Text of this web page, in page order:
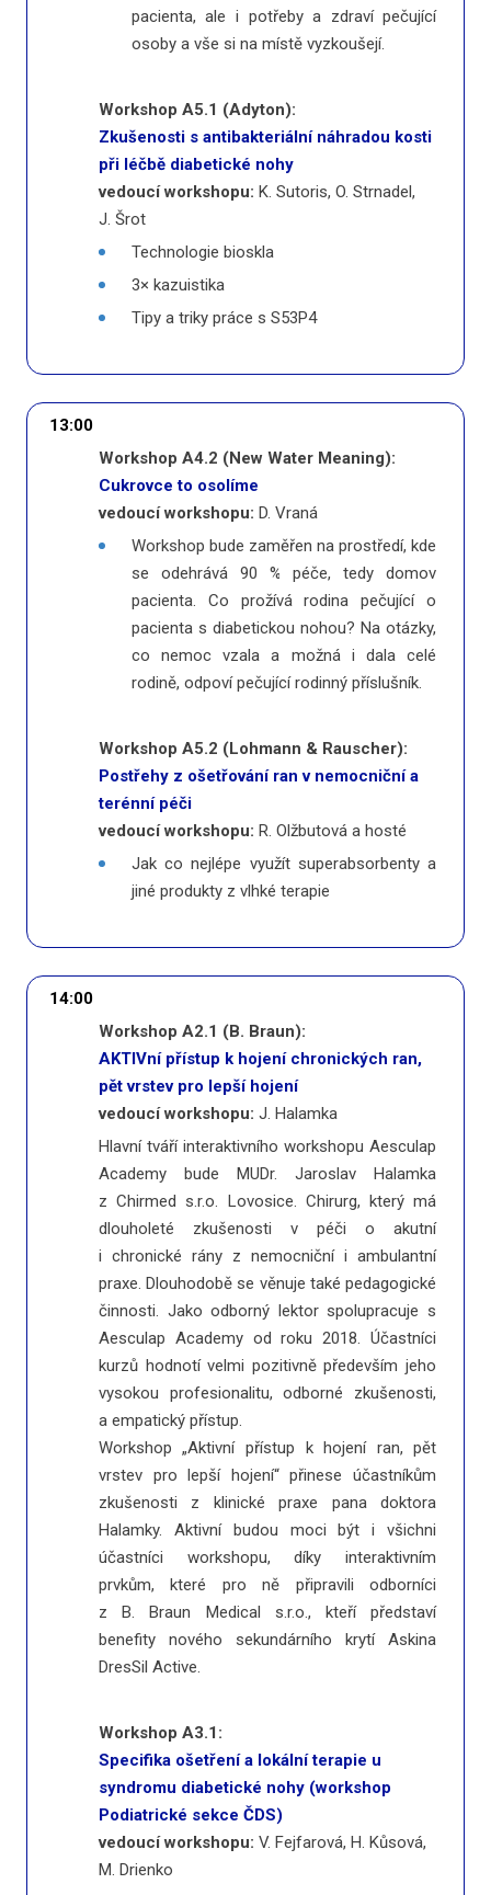
pacienta, ale i potřeby a zdraví pečující
osoby a vše si na místě vyzkoušejí.
Workshop A5.1 (Adyton):
Zkušenosti s antibakteriální náhradou kosti
při léčbě diabetické nohy
vedoucí workshopu: K. Sutoris, O. Strnadel,
J. Šrot
Technologie bioskla
3× kazuistika
Tipy a triky práce s S53P4
13:00
Workshop A4.2 (New Water Meaning):
Cukrovce to osolíme
vedoucí workshopu: D. Vraná
Workshop bude zaměřen na prostředí, kde
se odehrává 90 % péče, tedy domov
pacienta. Co prožívá rodina pečující o
pacienta s diabetickou nohou? Na otázky,
co nemoc vzala a možná i dala celé
rodině, odpoví pečující rodinný příslušník.
Workshop A5.2 (Lohmann & Rauscher):
Postřehy z ošetřování ran v nemocniční a
terénní péči
vedoucí workshopu: R. Olžbutová a hosté
Jak co nejlépe využít superabsorbenty a
jiné produkty z vlhké terapie
14:00
Workshop A2.1 (B. Braun):
AKTIVní přístup k hojení chronických ran,
pět vrstev pro lepší hojení
vedoucí workshopu: J. Halamka
Hlavní tváří interaktivního workshopu Aesculap
Academy bude MUDr. Jaroslav Halamka
z Chirmed s.r.o. Lovosice. Chirurg, který má
dlouholeté zkušenosti v péči o akutní
i chronické rány z nemocniční i ambulantní
praxe. Dlouhodobě se věnuje také pedagogické
činnosti. Jako odborný lektor spolupracuje s
Aesculap Academy od roku 2018. Účastníci
kurzů hodnotí velmi pozitivně především jeho
vysokou profesionalitu, odborné zkušenosti,
a empatický přístup.
Workshop „Aktivní přístup k hojení ran, pět
vrstev pro lepší hojení“ přinese účastníkům
zkušenosti z klinické praxe pana doktora
Halamky. Aktivní budou moci být i všichni
účastníci workshopu, díky interaktivním
prvkům, které pro ně připravili odborníci
z B. Braun Medical s.r.o., kteří představí
benefity nového sekundárního krytí Askina
DresSil Active.
Workshop A3.1:
Specifika ošetření a lokální terapie u
syndromu diabetické nohy (workshop
Podiatrické sekce ČDS)
vedoucí workshopu: V. Fejfarová, H. Kůsová,
M. Drienko